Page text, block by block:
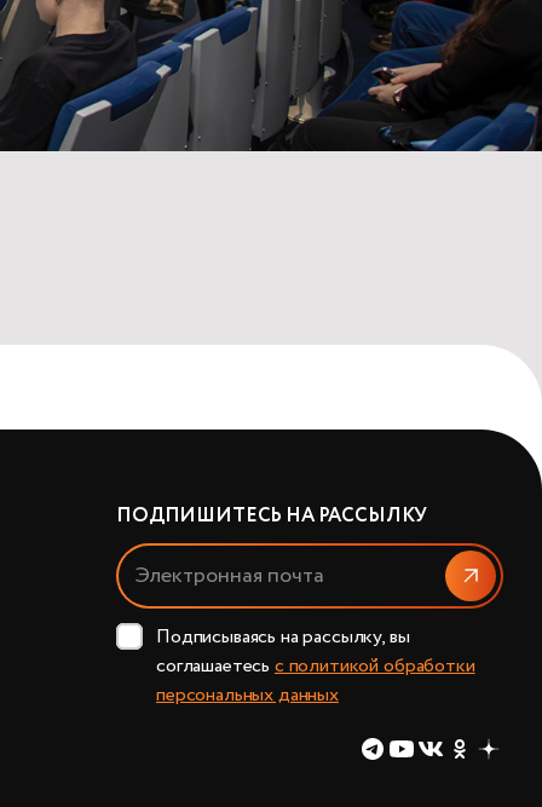
ПОДПИШИТЕСЬ НА РАССЫЛКУ
Подписываясь на рассылку, вы
соглашаетесь с политикой обработки
персональных данных